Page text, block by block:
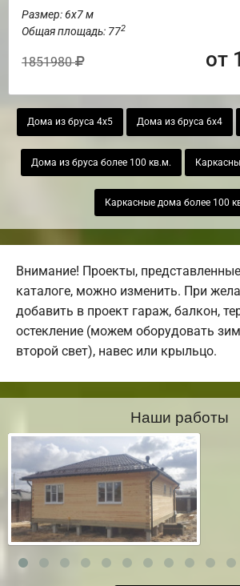
Размер: 6х7 м
Общая площадь: 772
1851980 от
Дома из бруса 4х5 Дома из бруса 6х4
Дома из бруса более 100 кв.м.
Каркасные дома более 100
Внимание! Проекты,
каталоге, можно изменить. При
добавить в проект гараж, балкон,
остекление (можем оборудовать
второй свет), навес или крыльцо.
Наши работы